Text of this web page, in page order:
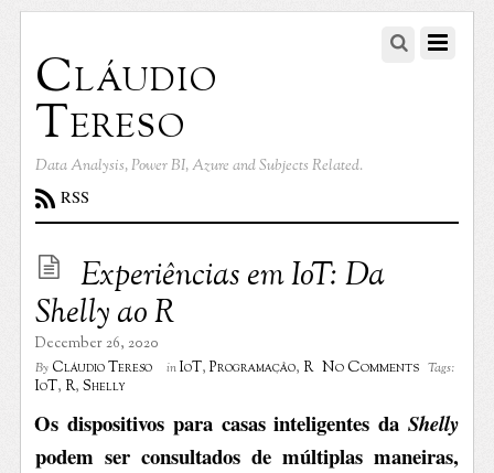
Cláudio
Tereso
Data Analysis, Power BI, Azure and Subjects Related.
RSS
Experiências em IoT: Da
Shelly ao R
December 26, 2020
By Cláudio Tereso inIoT,Programação, R No Comments Tags:
IoT, R,Shelly
Os dispositivos para casas inteligentes da Shelly
podem ser consultados de múltiplas maneiras,